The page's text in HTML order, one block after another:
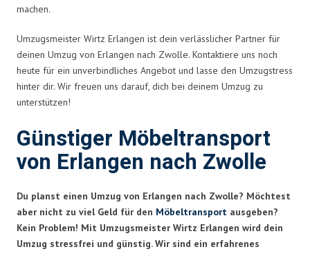
machen.
Umzugsmeister Wirtz Erlangen ist dein verlässlicher Partner für
deinen Umzug von Erlangen nach Zwolle. Kontaktiere uns noch
heute für ein unverbindliches Angebot und lasse den Umzugstress
hinter dir. Wir freuen uns darauf, dich bei deinem Umzug zu
unterstützen!
Günstiger Möbeltransport
von Erlangen nach Zwolle
Du planst einen Umzug von Erlangen nach Zwolle? Möchtest
aber nicht zu viel Geld für den Möbeltransport ausgeben?
Kein Problem! Mit Umzugsmeister Wirtz Erlangen wird dein
Umzug stressfrei und günstig. Wir sind ein erfahrenes